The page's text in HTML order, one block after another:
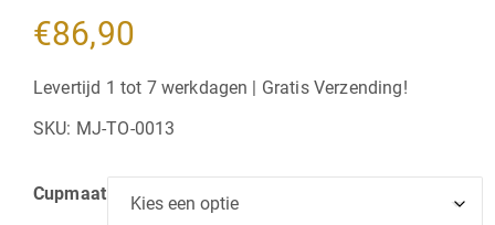
€86,90
Levertijd 1 tot 7 werkdagen | Gratis Verzending!
SKU: MJ-TO-0013
Cupmaat